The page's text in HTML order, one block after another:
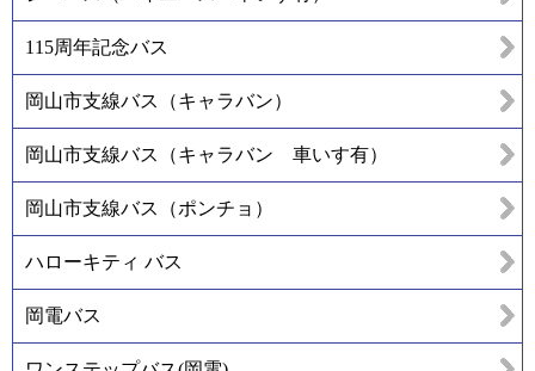
115周年記念バス
岡山市支線バス（キャラバン）
岡山市支線バス（キャラバン 車いす有）
岡山市支線バス（ポンチョ）
ハローキティ バス
岡電バス